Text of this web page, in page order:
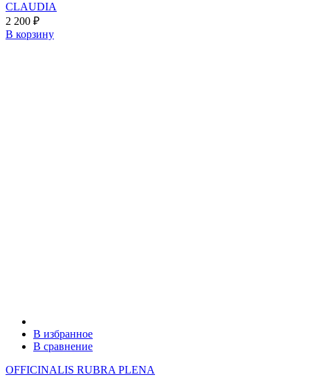
CLAUDIA
2 200 ₽
В корзину
В избранное
В сравнение
OFFICINALIS RUBRA PLENA